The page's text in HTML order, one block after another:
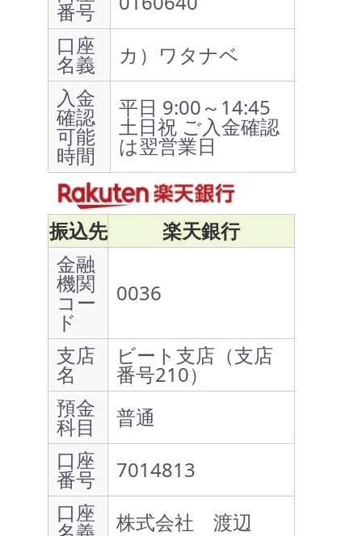
番号
口座
名義
カ）ワタナベ
入金
確認
可能
時間
平日 9:00～14:45
土日祝 ご入金確認
は翌営業日
振込先
楽天銀行
金融
機関
コー
ド
0036
支店
名
ビート支店（支店
番号210）
預金
科目
普通
口座
番号
7014813
口座
株式会社 渡辺